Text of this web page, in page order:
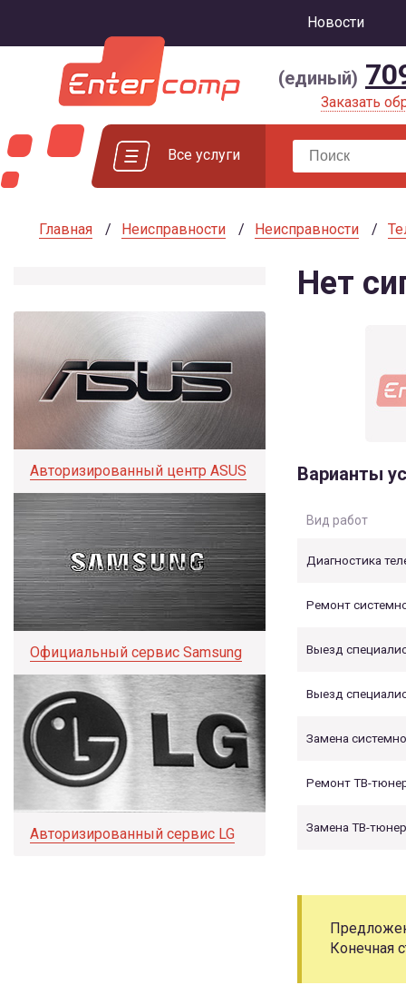
Новости
(единый)
Заказать
Все услуги
Главная Неисправности Неисправности
Авторизированный центр ASUS
Официальный сервис Samsung
Авторизированный сервис LG
Нет
Варианты
Вид работ
Диагностика
Ремонт
Выезд
Выезд
Замена
Ремонт ТВ-
Замена ТВ-
Конечная